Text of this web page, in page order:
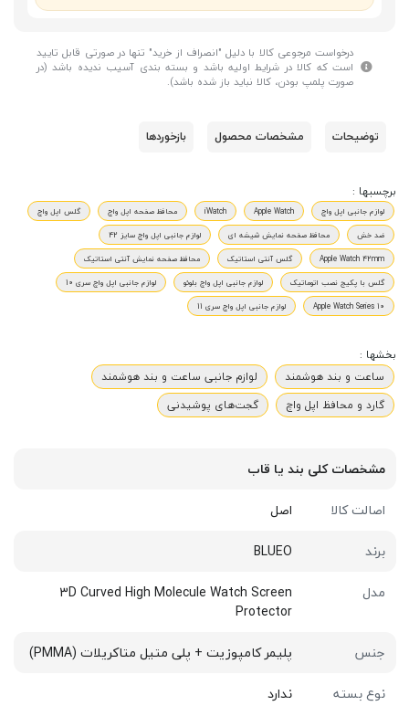
درخواست مرجوعی کالا با دلیل "انصراف از خرید" تنها در صورتی قابل تایید
است که کالا در شرایط اولیه باشد و بسته بندی آسیب ندیده باشد (در
صورت پلمپ بودن، کالا نباید باز شده باشد).
توضیحات مشخصات محصول بازخوردها
برچسبها :
لوازم جانبی اپل واچ Apple Watch
iWatch محافظ صفحه اپل واچ
گلس اپل واچ
ضد خش
محافظ صفحه نمایش شیشه ای
لوازم جانبی اپل واچ سایز 42
Apple Watch 42mm
گلس آنتی استاتیک
محافظ صفحه نمایش آنتی استاتیک
گلس با پکیج نصب اتوماتیک
لوازم جانبی اپل واچ بلوئو
لوازم جانبی اپل واچ سری 10
Apple Watch Series 10
لوازم جانبی اپل واچ سری 11
بخشها :
ساعت و بند هوشمند
لوازم جانبی ساعت و بند هوشمند
گارد و محافظ اپل واچ
گجت‌های پوشیدنی
مشخصات کلی بند یا قاب
اصالت کالا
اصل
برند
BLUEO
مدل
3D Curved High Molecule Watch Screen
Protector
جنس
پلیمر کامپوزیت + پلی متیل متاکریلات (PMMA)
نوع بسته
ندارد